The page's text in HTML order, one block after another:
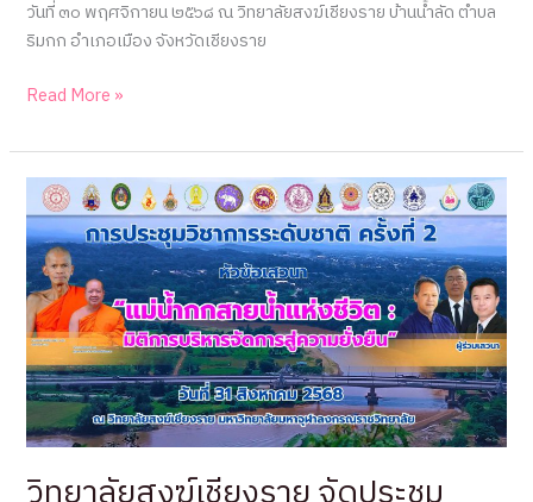
วันที่ ๓๐ พฤศจิกายน ๒๕๖๘ ณ วิทยาลัยสงฆ์เชียงราย บ้านน้ำลัด ตำบล
ริมกก อำเภอเมือง จังหวัดเชียงราย
กำหนดการ
ซ้อม
รับ
ปริญญา
บัตร
ประจำ
ปี
๒๕๖๘
Read More »